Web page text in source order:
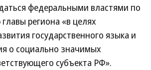
федеральными властями по
региона «в целях
государственного языка и
о социально значимых
субъекта РФ».